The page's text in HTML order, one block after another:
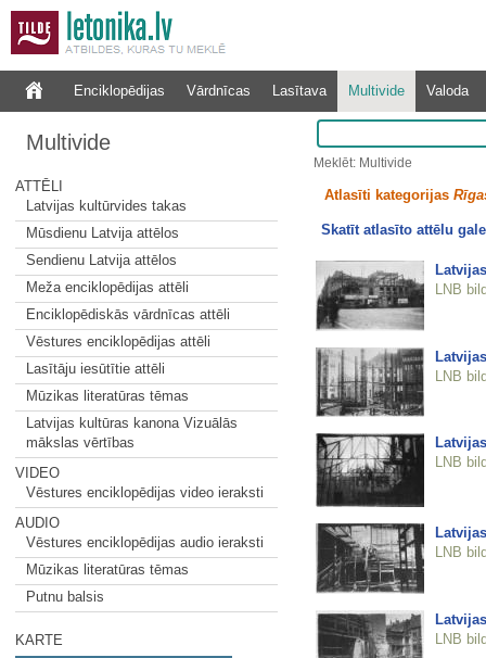
Enciklopēdijas Vārdnīcas Lasītava Multivide Valoda
Multivide
ATTĒLI
Latvijas kultūrvides takas
Mūsdienu Latvija attēlos
Sendienu Latvija attēlos
Meža enciklopēdijas attēli
Enciklopēdiskās vārdnīcas attēli
Vēstures enciklopēdijas attēli
Lasītāju iesūtītie attēli
Mūzikas literatūras tēmas
Latvijas kultūras kanona Vizuālās
mākslas vērtības
VIDEO
Vēstures enciklopēdijas video ieraksti
AUDIO
Vēstures enciklopēdijas audio ieraksti
Mūzikas literatūras tēmas
Putnu balsis
KARTE
Meklēt: Multivide
Atlasīti kategorijas
Skatīt atlasīto attēlu
LNB
LNB
LNB
LNB
LNB